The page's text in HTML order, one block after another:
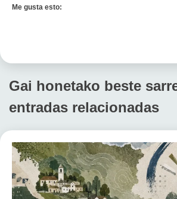
Me gusta esto:
Gai honetako beste
entradas relacionadas